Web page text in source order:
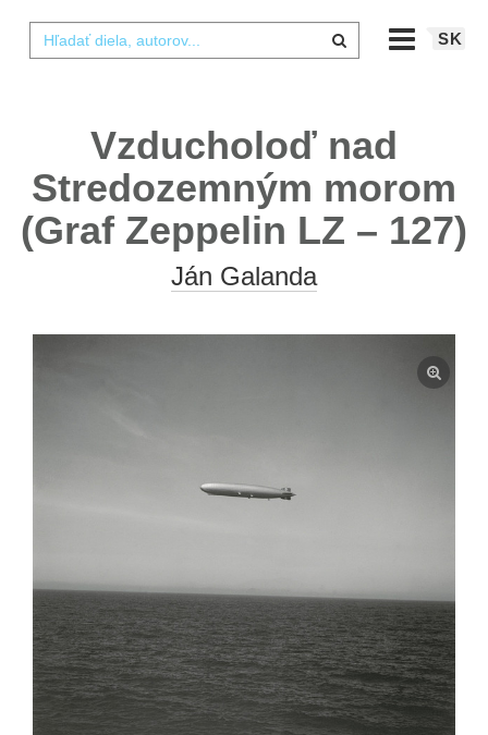
SK
Vzducholoď nad
Stredozemným morom
(Graf Zeppelin LZ – 127)
Ján Galanda